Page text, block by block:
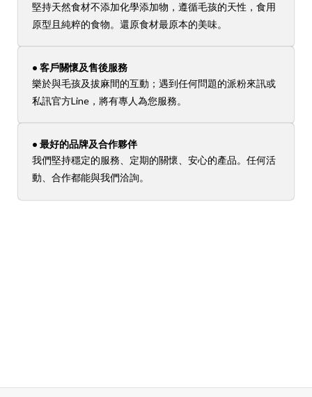
堅持天然食材不添加化學添加物，遵循毛孩的天性，食用
原型且純粹的食物。還原食材最原本的美味。
• 客戶關懷及售後服務
樂於與毛孩及拔麻間的互動；遇到任何問題的派粉來訊或
私訊官方Line，將有專人為您服務。
• 最好的品牌及合作夥伴
我們堅持穩定的服務、定期的關懷、安心的產品。任何活
動、合作都能與我們洽詢。